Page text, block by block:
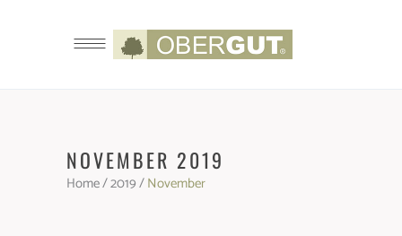
NOVEMBER 2019
Home/2019/November